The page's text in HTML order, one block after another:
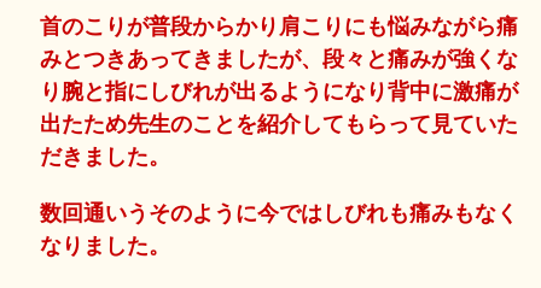
首のこりが普段からかり肩こりにも悩みながら痛
みとつきあってきましたが、段々と痛みが強くな
り腕と指にしびれが出るようになり背中に激痛が
出たため先生のことを紹介してもらって見ていた
だきました。
数回通いうそのように今ではしびれも痛みもなく
なりました。